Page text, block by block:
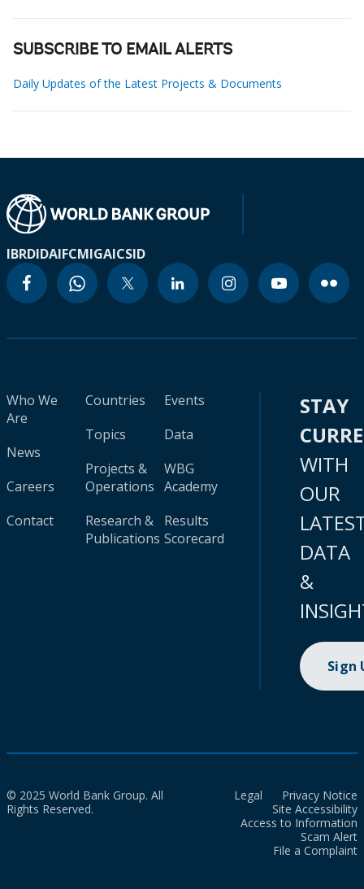
SUBSCRIBE TO EMAIL ALERTS
Daily Updates of the Latest Projects & Documents
IBRDIDAIFCMIGAICSID
Who We
Are
News
Careers
Contact
Countries
Topics
Projects &
Operations
Research &
Publications
Events
Data
WBG
Academy
Results
Scorecard
STAY
WITH
OUR
DATA
&
Sign
© 2025 World Bank Group. All
Rights Reserved.
Legal
Privacy Notice
Site Accessibility
Access to Information
Scam Alert
File a Complaint